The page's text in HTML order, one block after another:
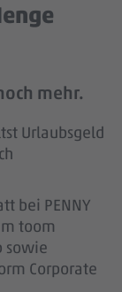
mehr.
Urlaubsgeld
bei PENNY
toom
sowie
Corporate